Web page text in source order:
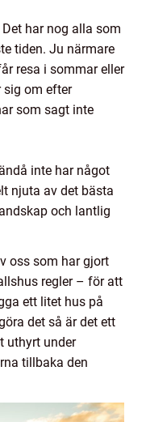
har nog alla som
tiden. Ju närmare
resa i sommar eller
sig om efter
som sagt inte
inte har något
njuta av det bästa
och lantlig
oss som har gjort
regler – för att
ett litet hus på
det så är det ett
uthyrt under
tillbaka den